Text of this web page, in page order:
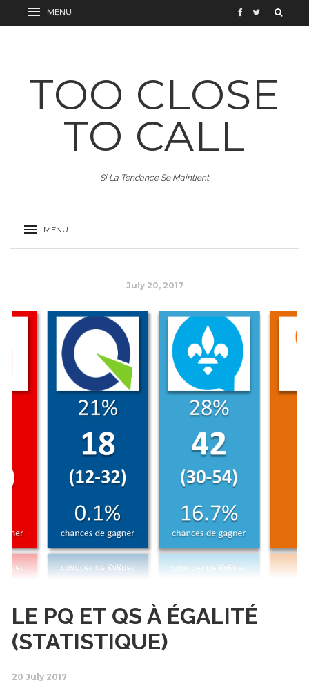
TOO CLOSE
TO CALL
Si La Tendance Se Maintient
July 20, 2017
LE PQ ET QS À ÉGALITÉ
(STATISTIQUE)
20 July 2017